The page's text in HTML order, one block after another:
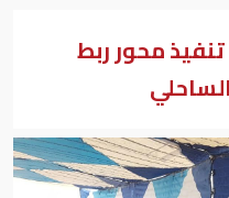
محور ربط